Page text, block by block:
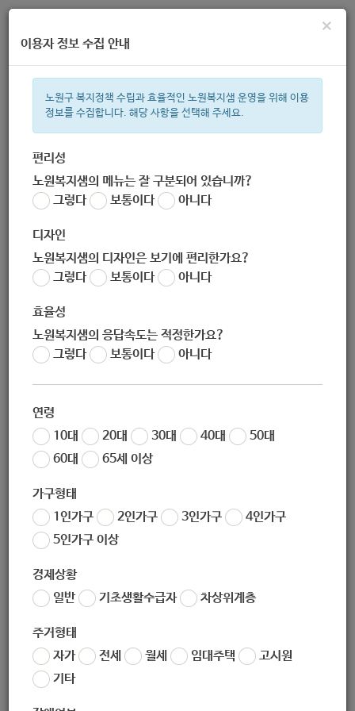
주간 인기검색어
한눈으로 보는 복지 정보
×
이용자 정보 수집 안내
노원구 복지정책 수립과 효율적인 노원복지샘 운영을 위해 이용
정보를 수집합니다. 해당 사항을 선택해 주세요.
편리성
노원복지샘의 메뉴는 잘 구분되어 있습니까?
그렇다
보통이다 아니다
디자인
노원복지샘의 디자인은 보기에 편리한가요?
그렇다
보통이다 아니다
효율성
노원복지샘의 응답속도는 적정한가요?
그렇다
보통이다 아니다
연령
10대
20대 30대 40대
50대
60대
65세 이상
가구형태
1인가구
2인가구 3인가구
4인가구
5인가구 이상
경제상황
일반
기초생활수급자 차상위계층
주거형태
자가
전세 월세 임대주택
고시원
기타
2020년 복지급여계좌변경신청(전체)
서식
작성자 노원 복지샘
614
2020년-복지급여계좌변경신청전체.zip
2020년 생계급여(전체)